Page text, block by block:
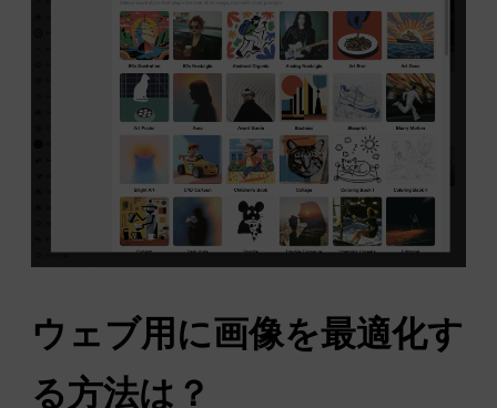
ウェブ用に画像を最適化す
る方法は？